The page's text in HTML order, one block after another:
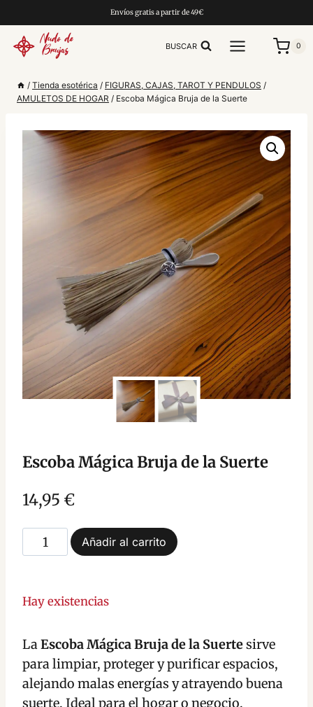
al
contenido
Envíos gratis a partir de 49€
BUSCAR 0
/ Tienda esotérica / FIGURAS, CAJAS, TAROT Y PENDULOS /
AMULETOS DE HOGAR / Escoba Mágica Bruja de la Suerte
Escoba Mágica Bruja de la Suerte
14,95 €
LaEscoba Mágica Bruja de la Suertesirve
para limpiar, proteger y purificar espacios,
alejando malas energías y atrayendo buena
suerte. Ideal para el hogar o negocio.
Hay existencias
Escoba
Mágica
de
cantidad
Añadir al carrito